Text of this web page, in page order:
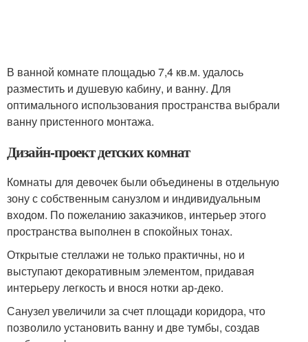
В ванной комнате площадью 7,4 кв.м. удалось
разместить и душевую кабину, и ванну. Для
оптимального использования пространства выбрали
ванну пристенного монтажа.
Дизайн-проект детских комнат
Комнаты для девочек были объединены в отдельную
зону с собственным санузлом и индивидуальным
входом. По пожеланию заказчиков, интерьер этого
пространства выполнен в спокойных тонах.
Открытые стеллажи не только практичны, но и
выступают декоративным элементом, придавая
интерьеру легкость и внося нотки ар-деко.
Санузел увеличили за счет площади коридора, что
позволило установить ванну и две тумбы, создав